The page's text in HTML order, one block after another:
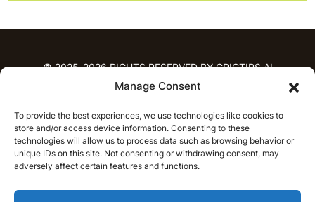
Manage Consent
To provide the best experiences, we use technologies like cookies to
store and/or access device information. Consenting to these
technologies will allow us to process data such as browsing behavior or
unique IDs on this site. Not consenting or withdrawing consent, may
adversely affect certain features and functions.
© 2025-2026 RIGHTS RESERVED BY CRICTIPS.AI
भविष्यवाणियाँ
आईपीएल भविष्यवाणियाँ
टी20 लीग भविष्यवाणियाँ
महिला क्रिकेट
नवीनतम क्रिकेट भविष्यवाणियाँ
भविष्यवाणी विश्लेषण
समाचार